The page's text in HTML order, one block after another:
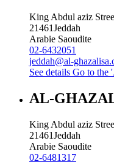
King Abdul aziz
21461Jeddah
Arabie Saoudite
02-6432051
jeddah@al-
See details Go to
AL-
King Abdul aziz
21461Jeddah
Arabie Saoudite
02-6481317